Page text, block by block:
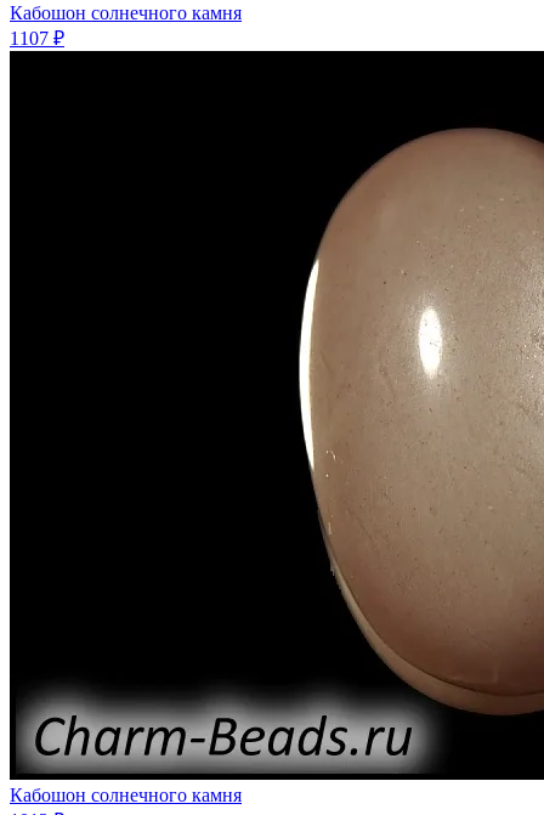
Кабошон солнечного камня
1107 ₽
Кабошон солнечного камня